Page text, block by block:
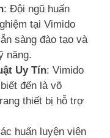
: Đội ngũ huấn
tại Vimido
sàng đào tạo và
năng.
Uy Tín: Vimido
đến là võ
thiết bị hỗ trợ
huấn luyện viên